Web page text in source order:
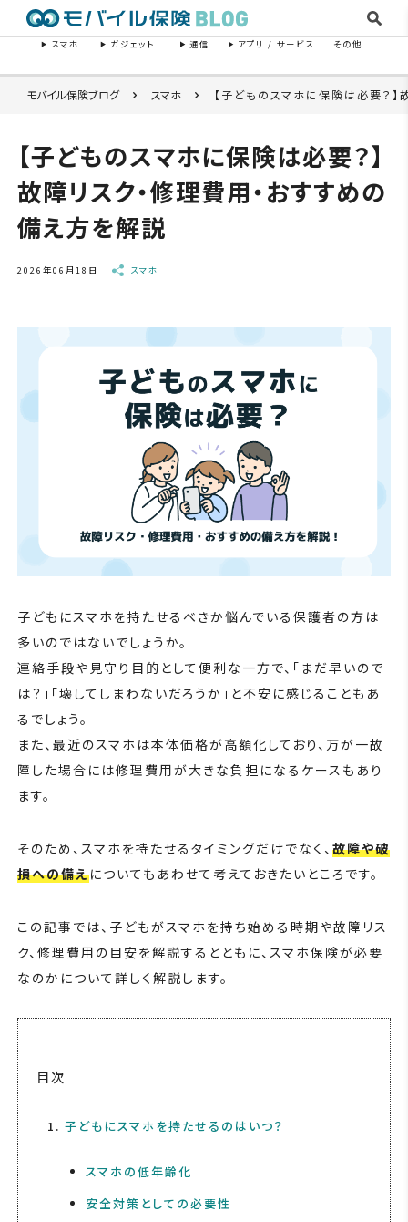
スマホ ガジェット 通信 アプリ / サービス その他
モバイル保険ブログ スマホ 【子どものスマホに保険は必要？
【子どものスマホに保険は必要？】
故障リスク・修理費用・おすすめの
備え方を解説
2026年06月18日 スマホ
子どもにスマホを持たせるべきか悩んでいる保護者の方は
多いのではないでしょうか。
連絡手段や見守り目的として便利な一方で、「まだ早いので
は？」「壊してしまわないだろうか」と不安に感じることもあ
るでしょう。
また、最近のスマホは本体価格が高額化しており、万が一故
障した場合には修理費用が大きな負担になるケースもあり
ます。
そのため、スマホを持たせるタイミングだけでなく、 故障や破
損への備えについてもあわせて考えておきたいところです。
この記事では、子どもがスマホを持ち始める時期や故障リス
ク、修理費用の目安を解説するとともに、スマホ保険が必要
なのかについて詳しく解説します。
目次
子どもにスマホを持たせるのはいつ？
スマホの低年齢化
安全対策としての必要性